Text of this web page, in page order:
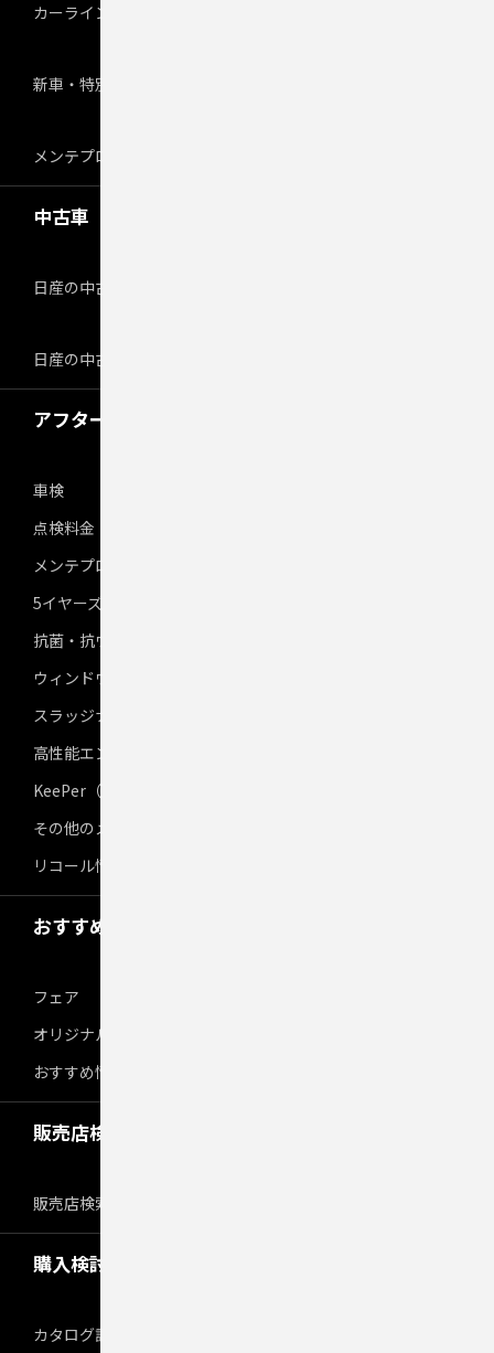
カーラインアップ
新車・特別仕様車のご案内
メンテプロパック
中古車
日産の中古車販売
日産の中古車ワイド保証
アフターサービス
車検
点検料金
メンテプロパック
5イヤーズコート
抗菌・抗ウイルスコート
ウィンドウ撥水12ヶ月
スラッジナイザー＆ATオイル交換
高性能エンジンオイル
KeePer（キーパー）
その他のメンテナンス
リコール情報
おすすめ情報
フェア
オリジナルプログラム
おすすめ情報
販売店検索
販売店検索
購入検討サポート
カタログ請求